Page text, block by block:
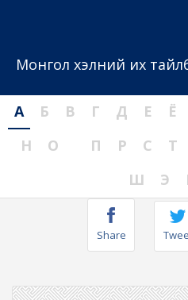
Монгол хэлний их
А Б В Г Д Е Ё
Н
О П Р С Т
Ш
Э
Share